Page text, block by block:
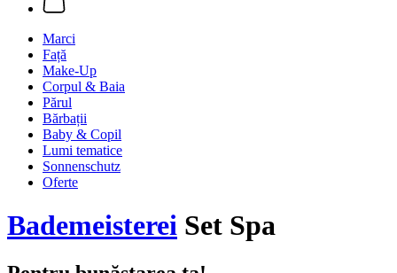
Marci
Față
Make-Up
Corpul & Baia
Părul
Bărbații
Baby & Copil
Lumi tematice
Sonnenschutz
Oferte
Bademeisterei Set Spa